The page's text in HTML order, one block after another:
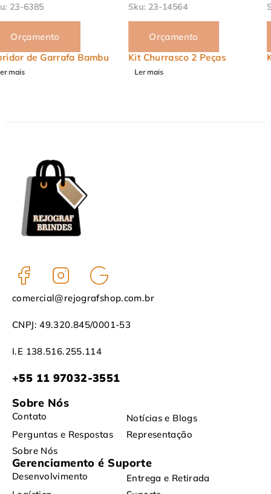
Sku:23-14564
Orçamento
Kit Churrasco 2 Peças
Ler mais
Sku:23-10081
Orçamento
Kit Facas 5 Peças
Ler mais
comercial@rejografshop.com.br
CNPJ: 49.320.845/0001-53
I.E 138.516.255.114
+55 11 97032-3551
Sobre Nós
Contato
Notícias e Blogs
Perguntas e Respostas
Representação
Sobre Nós
Gerenciamento é Suporte
Desenvolvimento
Entrega e Retirada